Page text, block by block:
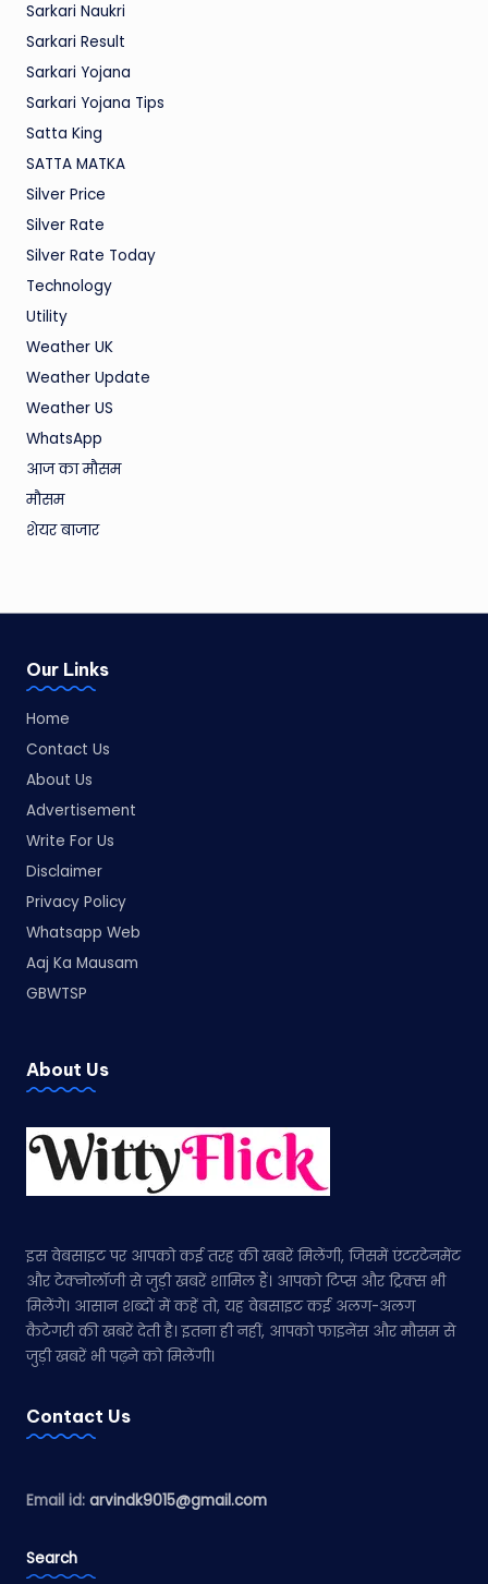
Sarkari Naukri
Sarkari Result
Sarkari Yojana
Sarkari Yojana Tips
Satta King
SATTA MATKA
Silver Price
Silver Rate
Silver Rate Today
Technology
Utility
Weather UK
Weather Update
Weather US
WhatsApp
आज का मौसम
मौसम
शेयर बाजार
Our Links
Home
Contact Us
About Us
Advertisement
Write For Us
Disclaimer
Privacy Policy
Whatsapp Web
Aaj Ka Mausam
GBWTSP
About Us
इस वेबसाइट पर आपको कई तरह की खबरें मिलेंगी, जिसमें एंटरटेनमेंट
और टेक्नोलॉजी से जुड़ी खबरें शामिल हैं। आपको टिप्स और ट्रिक्स भी
मिलेंगे। आसान शब्दों में कहें तो, यह वेबसाइट कई अलग-अलग
कैटेगरी की खबरें देती है। इतना ही नहीं, आपको फाइनेंस और मौसम से
जुड़ी खबरें भी पढ़ने को मिलेंगी।
Contact Us
Email id: arvindk9015@gmail.com
Search